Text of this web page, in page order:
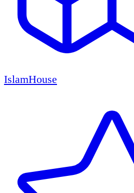
IslamHouse